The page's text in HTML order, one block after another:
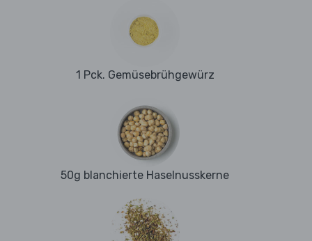
1 Pck. Gemüsebrühgewürz
50g blanchierte Haselnusskerne